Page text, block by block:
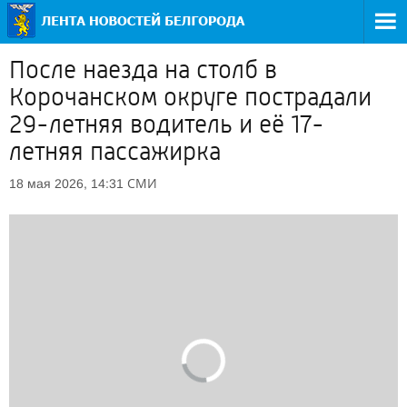
После наезда на столб в
Корочанском округе пострадали
29-летняя водитель и её 17-
летняя пассажирка
18 мая 2026, 14:31 СМИ